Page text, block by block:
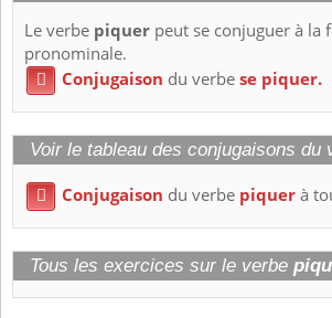
Le verbe piquer peut se conjuguer à la
pronominale.
 Conjugaison du verbese piquer.
Voir le tableau des conjugaisons du
 Conjugaison du verbe piquerà
Tous les exercices sur le verbe